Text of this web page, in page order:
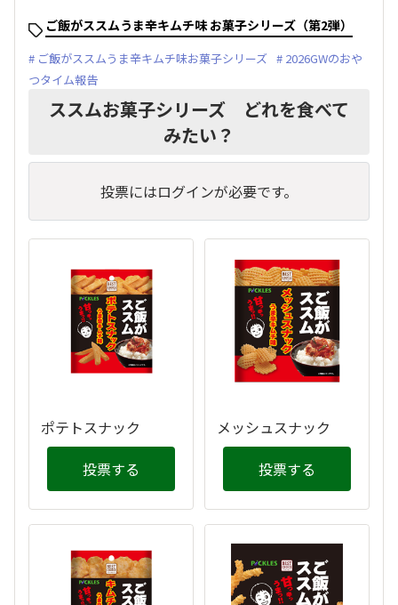
ご飯がススムうま辛キムチ味 お菓子シリーズ（第2弾）
ご飯がススムうま辛キムチ味お菓子シリーズ
2026GWのおや
つタイム報告
ススムお菓子シリーズ どれを食べて
みたい？
投票にはログインが必要です。
ポテトスナック
投票する
メッシュスナック
投票する